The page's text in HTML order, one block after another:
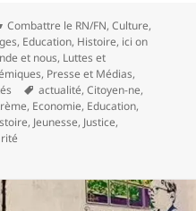
Catégories
Combattre le RN/FN,Culture,
, Education, Histoire, ici on
et nous, Luttes et
, Presse et Médias,
Mots-
clés
actualité,Citoyen-ne,
, Economie, Education,
, Jeunesse, Justice,